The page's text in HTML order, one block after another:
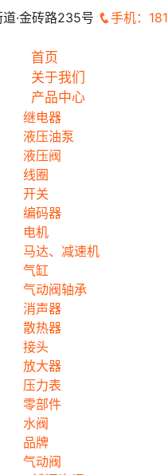
道·金砖路235号 手机：
首页
关于我们
产品中心
继电器
液压油泵
液压阀
线圈
开关
编码器
电机
马达、减速机
气缸
气动阀轴承
消声器
散热器
接头
放大器
压力表
零部件
水阀
品牌
气动阀